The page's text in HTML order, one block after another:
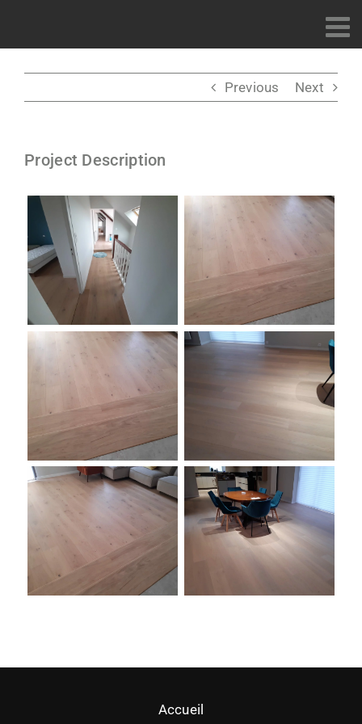
contenu
Previous Next
Project Description
Accueil